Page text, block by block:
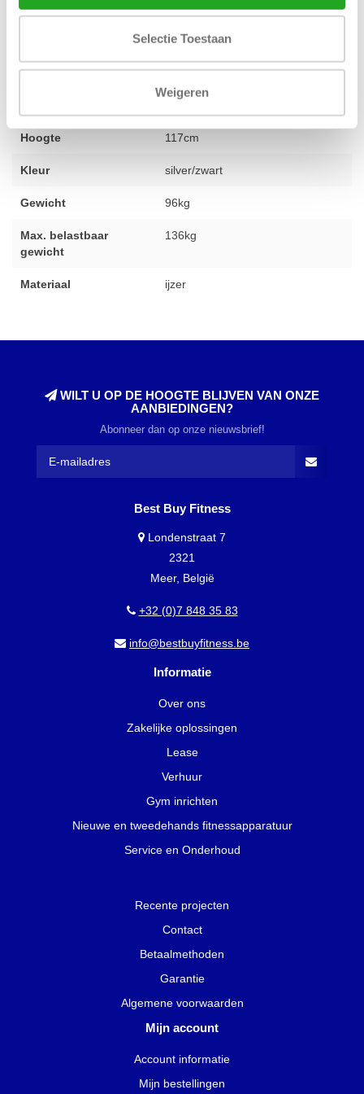
Selectie Toestaan
Weigeren
2e hands gereviseerd
Lengte 119cm
Hoogte 117cm
Kleur silver/zwart
Gewicht 96kg
Max. belastbaar
gewicht
136kg
Materiaal ijzer
WILT U OP DE HOOGTE BLIJVEN VAN ONZE
AANBIEDINGEN?
Abonneer dan op onze nieuwsbrief!
Best Buy Fitness
Londenstraat 7
2321
Meer, België
+32 (0)7 848 35 83
info@bestbuyfitness.be
Informatie
Over ons
Zakelijke oplossingen
Lease
Verhuur
Gym inrichten
Nieuwe en tweedehands fitnessapparatuur
Service en Onderhoud
Recente projecten
Contact
Betaalmethoden
Garantie
Algemene voorwaarden
Mijn account
Account informatie
Mijn bestellingen